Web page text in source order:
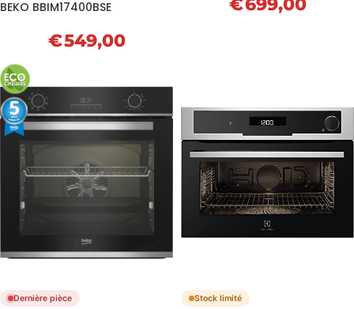
BEKO BBIM17400BSE
€549,00
Dernière pièce Stock limité